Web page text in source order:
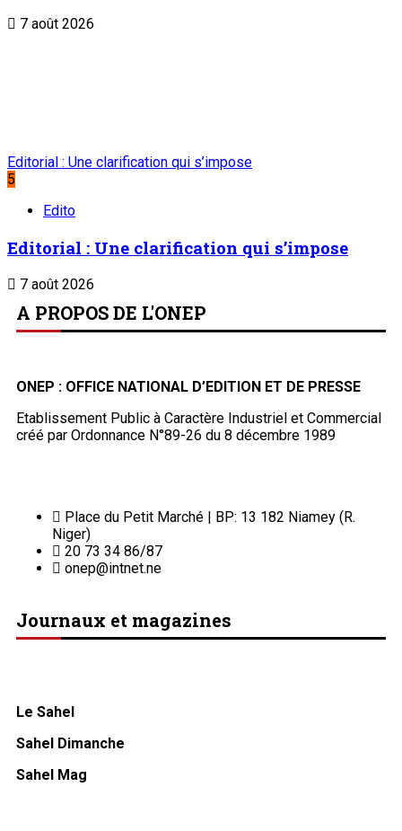
7 août 2026
Editorial : Une clarification qui s’impose
5
Edito
Editorial : Une clarification qui s’impose
7 août 2026
A PROPOS DE L'ONEP
ONEP : OFFICE NATIONAL D’EDITION ET DE PRESSE
Etablissement Public à Caractère Industriel et Commercial
créé par Ordonnance N°89-26 du 8 décembre 1989
Place du Petit Marché | BP: 13 182 Niamey (R.
Niger)
20 73 34 86/87
onep@intnet.ne
Journaux et magazines
Le Sahel
Sahel Dimanche
Sahel Mag